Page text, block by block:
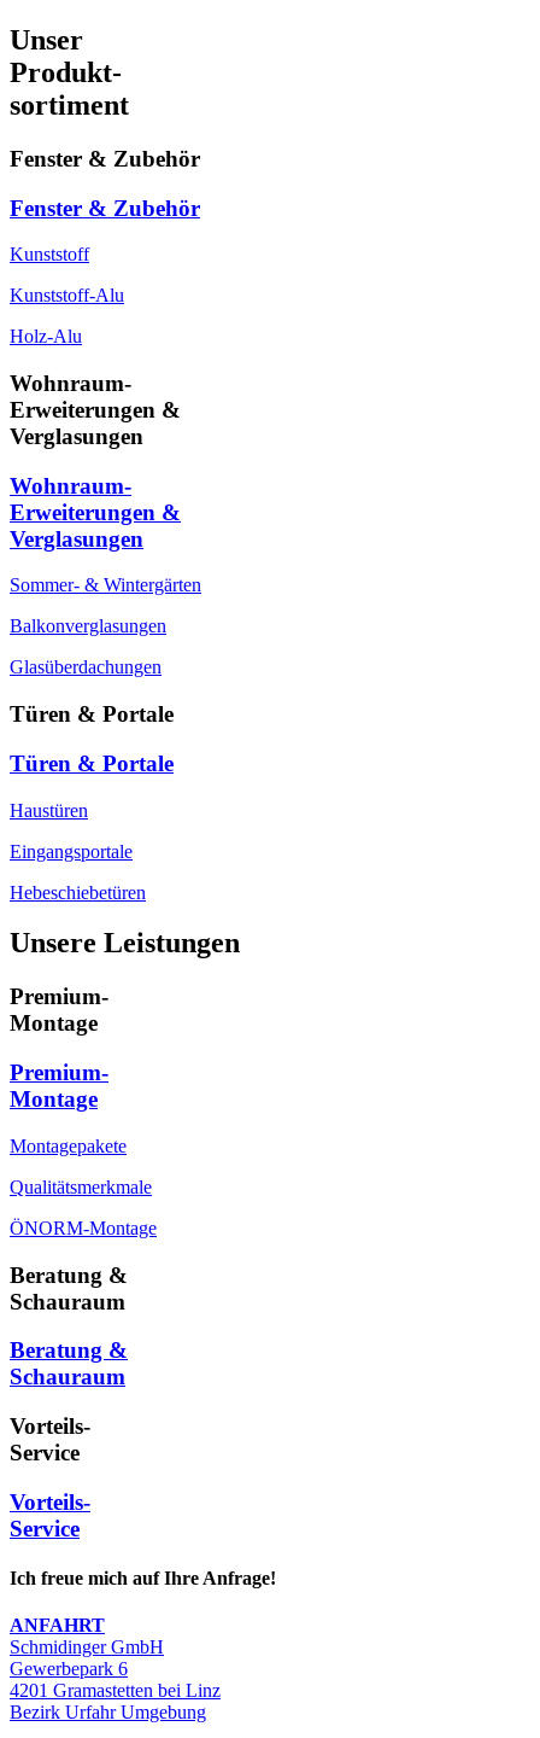
Unser
Produkt-
sortiment
Fenster & Zubehör
Fenster & Zubehör
Kunststoff
Kunststoff-Alu
Holz-Alu
Wohnraum-
Erweiterungen &
Verglasungen
Wohnraum-
Erweiterungen &
Verglasungen
Sommer- & Wintergärten
Balkonverglasungen
Glasüberdachungen
Türen & Portale
Türen & Portale
Haustüren
Eingangsportale
Hebeschiebetüren
Unsere Leistungen
Premium-
Montage
Premium-
Montage
Montagepakete
Qualitätsmerkmale
ÖNORM-Montage
Beratung &
Schauraum
Beratung &
Schauraum
Vorteils-
Service
Vorteils-
Service
Ich freue mich auf Ihre Anfrage!
ANFAHRT
Schmidinger GmbH
Gewerbepark 6
4201 Gramastetten bei Linz
Bezirk Urfahr Umgebung